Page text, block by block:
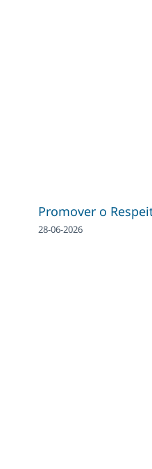
Promover o
28-06-2026